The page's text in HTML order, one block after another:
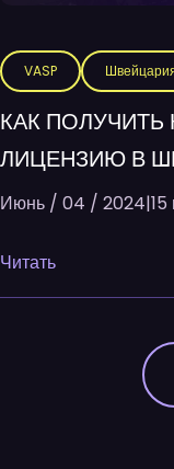
VASP
КАК
ЛИЦЕНЗИЮ В
Июнь / 04 / 2024|15
Читать